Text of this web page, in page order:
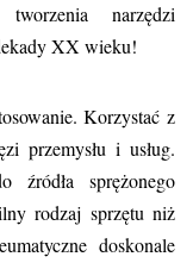
narzędzi
XX wieku!
Korzystać z
przemysłu i usług.
źródła sprężonego
rodzaj sprzętu niż
doskonale